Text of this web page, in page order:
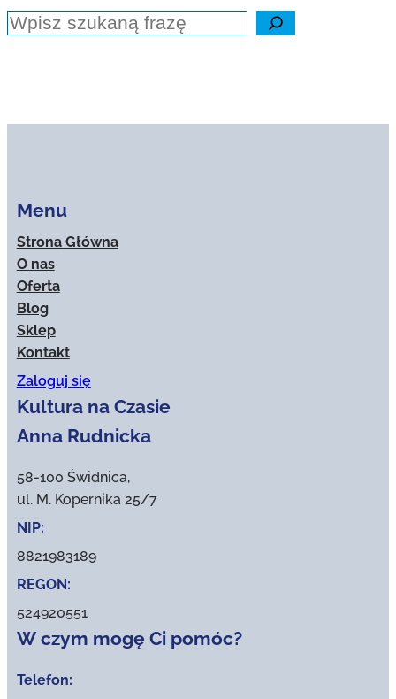
Szukaj
Menu
Strona Główna
O nas
Oferta
Blog
Sklep
Kontakt
Zaloguj się
Kultura na Czasie
Anna Rudnicka
58-100 Świdnica,
ul. M. Kopernika 25/7
NIP:
8821983189
REGON:
524920551
W czym mogę Ci pomóc?
Telefon: